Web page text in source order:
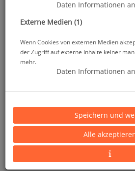
Opt. Glas BF-7500 Bifocal
Artikelnr.: tus-BF7500RE35
Daten Informationen
Externe Medien (1)
Wenn Cookies von externen Medien
der Zugriff auf externe Inhalte keiner
mehr.
Daten Informationen
Speichern und
Alle